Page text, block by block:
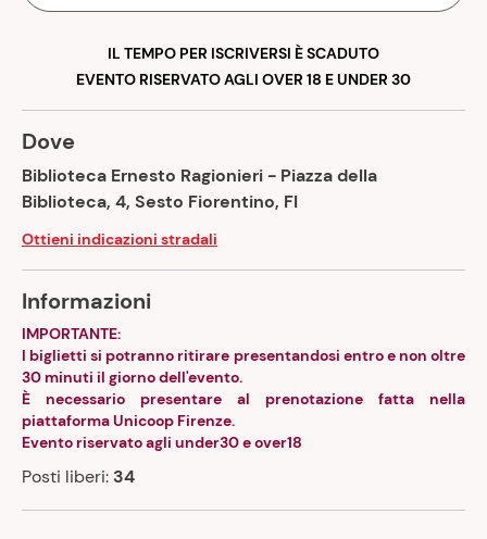
IL TEMPO PER ISCRIVERSI È SCADUTO
EVENTO RISERVATO AGLI OVER 18 E UNDER 30
Dove
Biblioteca Ernesto Ragionieri - Piazza della
Biblioteca, 4, Sesto Fiorentino, FI
Ottieni indicazioni stradali
Informazioni
IMPORTANTE:
I biglietti si potranno ritirare presentandosi entro e non oltre
30 minuti il giorno dell'evento.
È necessario presentare al prenotazione fatta nella
piattaforma Unicoop Firenze.
Evento riservato agli under30 e over18
Posti liberi:34